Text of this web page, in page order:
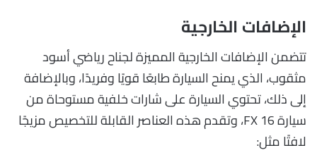
الإضافات الخارجية
تتضمن الإضافات الخارجية المميزة لجناح رياضي أسود
مثقوب، الذي يمنح السيارة طابعًا قويًا وفريدًا، وبالإضافة
إلى ذلك، تحتوي السيارة على شارات خلفية مستوحاة من
سيارة FX 16، وتقدم هذه العناصر القابلة للتخصيص مزيجًا
لافتًا مثل: